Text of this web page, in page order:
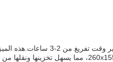
تم تصميم بطارية شاحنة العلب لتوفير